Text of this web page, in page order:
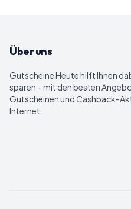
Über uns
Gutscheine Heutehilft Ihnen
sparen – mit den besten
Gutscheinen und Cashback-
Internet.